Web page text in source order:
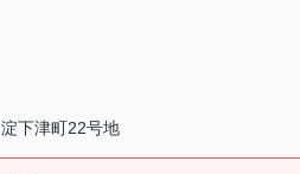
淀下津町22号地